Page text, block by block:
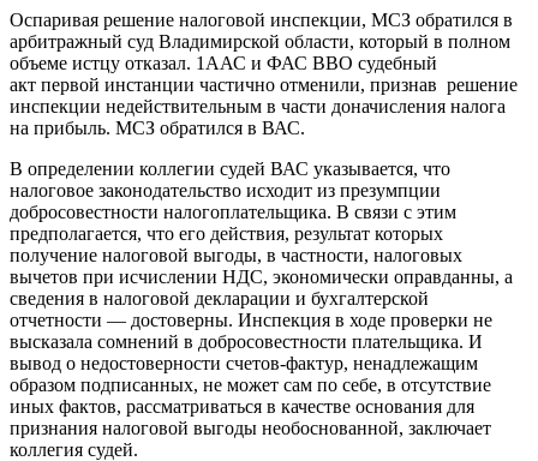
Оспаривая решение налоговой инспекции, МСЗ обратился в
арбитражный суд Владимирской области, который в полном
объеме истцу отказал. 1ААС и ФАС ВВО судебный
акт первой инстанции частично отменили, признав решение
инспекции недействительным в части доначисления налога
на прибыль. МСЗ обратился в ВАС.
В определении коллегии судей ВАС указывается, что
налоговое законодательство исходит из презумпции
добросовестности налогоплательщика. В связи с этим
предполагается, что его действия, результат которых
получение налоговой выгоды, в частности, налоговых
вычетов при исчислении НДС, экономически оправданны, а
сведения в налоговой декларации и бухгалтерской
отчетности — достоверны. Инспекция в ходе проверки не
высказала сомнений в добросовестности плательщика. И
вывод о недостоверности счетов-фактур, ненадлежащим
образом подписанных, не может сам по себе, в отсутствие
иных фактов, рассматриваться в качестве основания для
признания налоговой выгоды необоснованной, заключает
коллегия судей.